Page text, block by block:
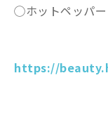
◯ホットペッパー
https://